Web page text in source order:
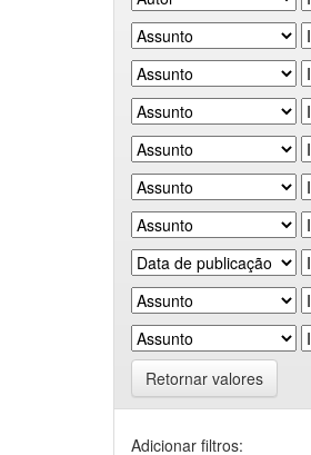
Retornar valores
Adicionar filtros: